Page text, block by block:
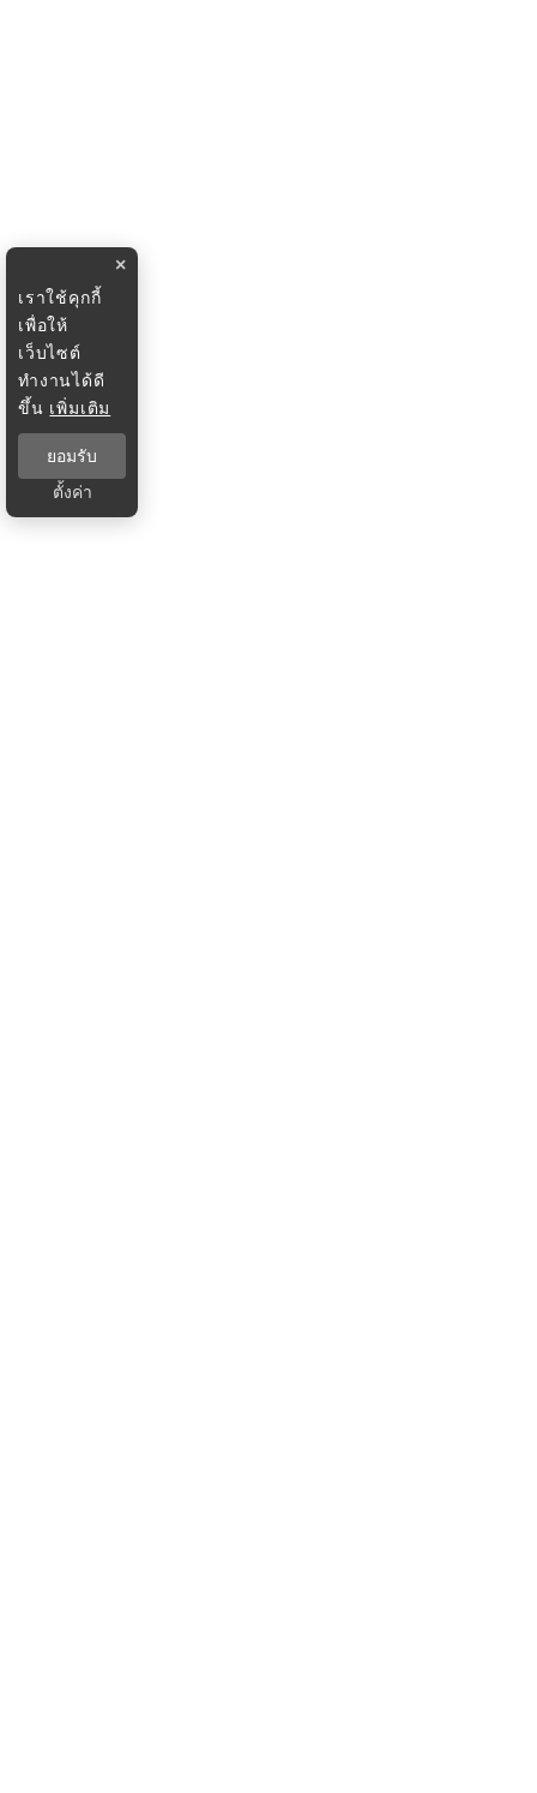
×
เราใช้คุกกี้
เพื่อให้
เว็บไซต์
ทำงานได้ดี
ขึ้น เพิ่มเติม
ยอมรับ
ตั้งค่า